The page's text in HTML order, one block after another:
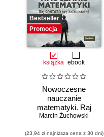
Bestseller
Promocja
książka ebook
Nowoczesne
nauczanie
matematyki. Raj
Cantora bez
Marcin Żuchowski
(23,94 zł najniższa cena z 30 dni)